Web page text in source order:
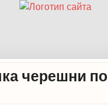
черешни по